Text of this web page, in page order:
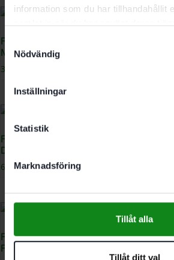
information som du har tillhandahållit
Samtyckesval
Nödvändig
Inställningar
Statistik
Marknadsföring
Tillåt alla
Tillåt ditt val
Festool Mobilt borrstativ
MB 40-Set
3554
DC
Festool Skyddsring PR
D23-DC UNI FF 5-pack
62.50kr
Festool Styrskensadapter
FSA-MB 40